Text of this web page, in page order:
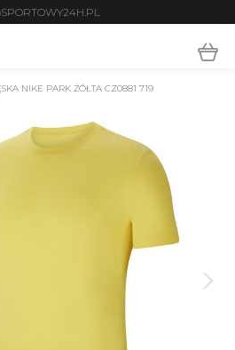
NIKE PARK ŻÓŁTA CZ0881 719